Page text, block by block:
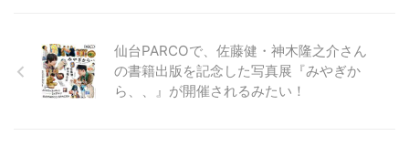
仙台PARCOで、佐藤健・神木隆之介さん
の書籍出版を記念した写真展『みやぎか
ら、、』が開催されるみたい！